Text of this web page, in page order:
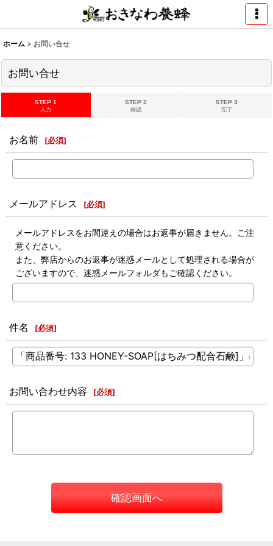
ホーム > お問い合せ
お問い合せ
STEP 1
入力
STEP 2
確認
STEP 3
完了
お名前 [必須]
メールアドレス [必須]
メールアドレスをお間違えの場合はお返事が届きません。ご注
意ください。
また、弊店からのお返事が迷惑メールとして処理される場合が
ございますので、迷惑メールフォルダもご確認ください。
件名 [必須]
お問い合わせ内容 [必須]
確認画面へ